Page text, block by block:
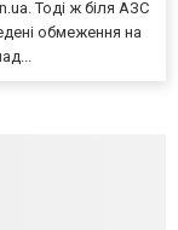
Тоді ж біля АЗС
обмеження на